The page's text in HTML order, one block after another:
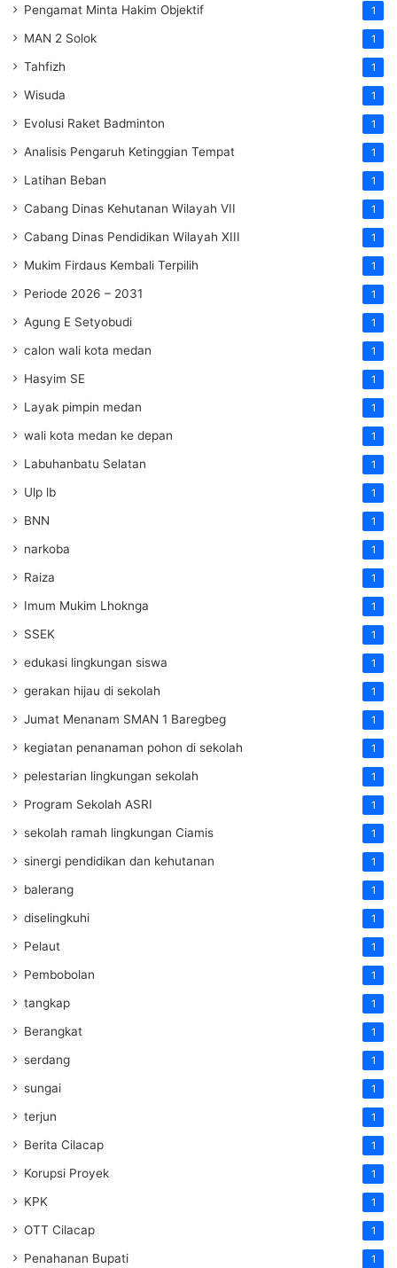
Pengamat Minta Hakim Objektif 1
MAN 2 Solok 1
Tahfizh 1
Wisuda 1
Evolusi Raket Badminton 1
Analisis Pengaruh Ketinggian Tempat 1
Latihan Beban 1
Cabang Dinas Kehutanan Wilayah VII 1
Cabang Dinas Pendidikan Wilayah XIII 1
Mukim Firdaus Kembali Terpilih 1
Periode 2026 – 2031 1
Agung E Setyobudi 1
calon wali kota medan 1
Hasyim SE 1
Layak pimpin medan 1
wali kota medan ke depan 1
Labuhanbatu Selatan 1
Ulp lb 1
BNN 1
narkoba 1
Raiza 1
Imum Mukim Lhoknga 1
SSEK 1
edukasi lingkungan siswa 1
gerakan hijau di sekolah 1
Jumat Menanam SMAN 1 Baregbeg 1
kegiatan penanaman pohon di sekolah 1
pelestarian lingkungan sekolah 1
Program Sekolah ASRI 1
sekolah ramah lingkungan Ciamis 1
sinergi pendidikan dan kehutanan 1
balerang 1
diselingkuhi 1
Pelaut 1
Pembobolan 1
tangkap 1
Berangkat 1
serdang 1
sungai 1
terjun 1
Berita Cilacap 1
Korupsi Proyek 1
KPK 1
OTT Cilacap 1
Penahanan Bupati 1